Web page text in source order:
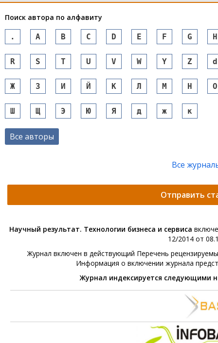
Поиск автора по алфавиту
. A B C D E F G H
R S T U V W Y Z d
Ж З И Й К Л М Н О
Ш Щ Э Ю Я д ж к
Все авторы
Все
Отправить
Научный результат. Технологии бизнеса и сервиса
12/2014 от
Журнал включен в действующий Перечень
Информация о включении журнала
Журнал индексируется следующими